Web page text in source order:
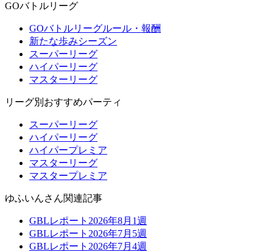
GOバトルリーグ
GOバトルリーグルール・報酬
新たな歩みシーズン
スーパーリーグ
ハイパーリーグ
マスターリーグ
リーグ別おすすめパーティ
スーパーリーグ
ハイパーリーグ
ハイパープレミア
マスターリーグ
マスタープレミア
ゆふいんさん関連記事
GBLレポート2026年8月1週
GBLレポート2026年7月5週
GBLレポート2026年7月4週